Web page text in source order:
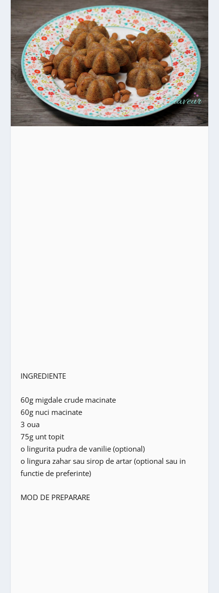
INGREDIENTE
60g migdale crude macinate
60g nuci macinate
3 oua
75g unt topit
o lingurita pudra de vanilie (optional)
o lingura zahar sau sirop de artar (optional sau in
functie de preferinte)
MOD DE PREPARARE